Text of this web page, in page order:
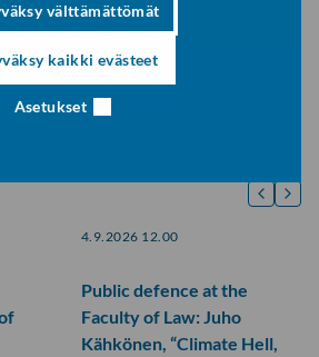
välttämättömät
kaikki evästeet
Asetukset
4.9.2026 12.00
Public defence at the
Faculty of Law: Juho
Kähkönen, “Climate Hell,